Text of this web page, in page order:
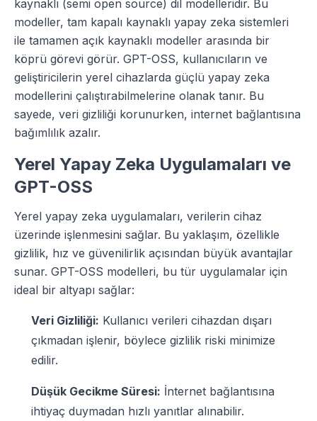
kaynaklı (semi open source) dil modelleridir. Bu
modeller, tam kapalı kaynaklı yapay zeka sistemleri
ile tamamen açık kaynaklı modeller arasında bir
köprü görevi görür. GPT-OSS, kullanıcıların ve
geliştiricilerin yerel cihazlarda güçlü yapay zeka
modellerini çalıştırabilmelerine olanak tanır. Bu
sayede, veri gizliliği korunurken, internet bağlantısına
bağımlılık azalır.
Yerel Yapay Zeka Uygulamaları ve
GPT-OSS
Yerel yapay zeka uygulamaları, verilerin cihaz
üzerinde işlenmesini sağlar. Bu yaklaşım, özellikle
gizlilik, hız ve güvenilirlik açısından büyük avantajlar
sunar. GPT-OSS modelleri, bu tür uygulamalar için
ideal bir altyapı sağlar:
Veri Gizliliği: Kullanıcı verileri cihazdan dışarı
çıkmadan işlenir, böylece gizlilik riski minimize
edilir.
Düşük Gecikme Süresi: İnternet bağlantısına
ihtiyaç duymadan hızlı yanıtlar alınabilir.